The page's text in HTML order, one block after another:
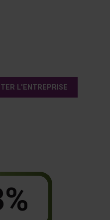
L'ENTREPRISE